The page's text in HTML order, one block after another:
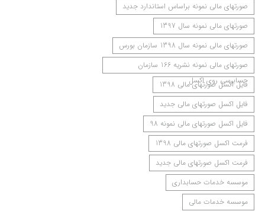
صورتهای مالی نمونه براساس استاندارد جدید
صورتهای مالی نمونه سال 1397
صورتهای مالی نمونه سال 1398 سازمان بورس
صورتهای مالی نمونه نشریه 166 سازمان
حسابرسی روی اکسل
فایل اکسل صورتهای مالی 1398
فایل اکسل صورتهای مالی جدید
فایل اکسل صورتهای مالی نمونه 98
فرمت اکسل صورتهای مالی 1398
فرمت اکسل صورتهای مالی جدید
موسسه خدمات حسابداری
موسسه خدمات مالی